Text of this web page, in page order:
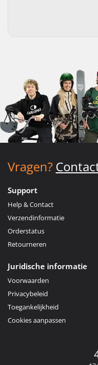
Vragen?
Support
Help & Contact
Verzendinformatie
Orderstatus
Retourneren
Juridische informatie
Voorwaarden
Privacybeleid
Toegankelijkheid
Cookies aanpassen